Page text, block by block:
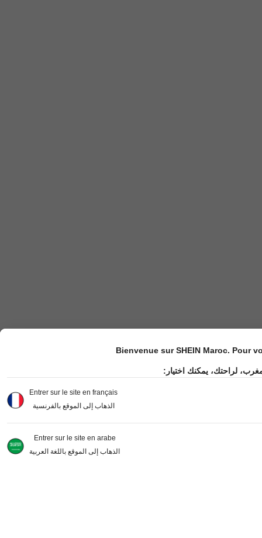
Bienvenue sur SHEIN Maroc. Pour
لراحتك، يمكنك اختيار:
Entrer sur le site en français
الذهاب إلى الموقع بالفرنسية
Entrer sur le site en arabe
الذهاب إلى الموقع باللغة العربية